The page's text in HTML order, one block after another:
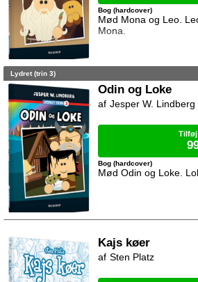
Mød Mona og Leo.
Mona.
Bog (hardcover)
Lydret (trin 3)
Odin og Loke
Mød Odin og Loke.
Bog (hardcover)
Jesper W. Lindberg
Kajs køer
Sten Platz